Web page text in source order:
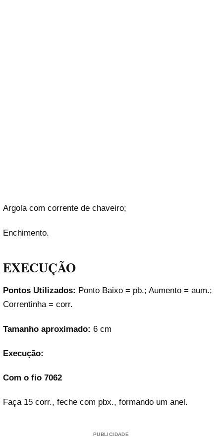
Argola com corrente de chaveiro;
Enchimento.
EXECUÇÃO
Pontos Utilizados: Ponto Baixo = pb.; Aumento = aum.;
Correntinha = corr.
Tamanho aproximado: 6 cm
Execução:
Com o fio 7062
Faça 15 corr., feche com pbx., formando um anel.
PUBLICIDADE